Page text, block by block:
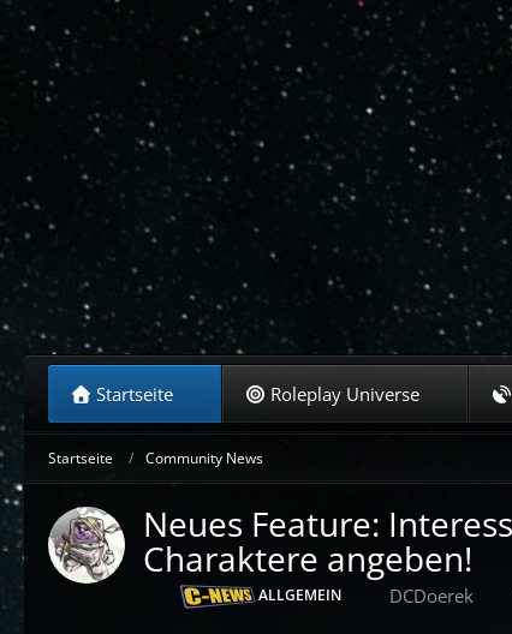
Startseite Roleplay Universe
Startseite Community News
Neues Feature:
Charaktere angeben!
ALLGEMEIN DCDoerek